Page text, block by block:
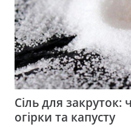
Сіль для закруток:
огірки та капусту